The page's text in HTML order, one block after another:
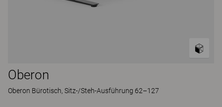
Oberon
Oberon Bürotisch, Sitz-/Steh-Ausführung 62–127